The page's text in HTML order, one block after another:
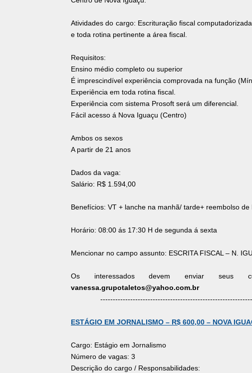
Atividades do cargo: Escrituração fiscal
e toda rotina pertinente a área fiscal.
Requisitos:
Ensino médio completo ou superior
É imprescindível experiência comprovada na função
Experiência em toda rotina fiscal.
Experiência com sistema Prosoft será um diferencial.
Fácil acesso á Nova Iguaçu (Centro)
Ambos os sexos
A partir de 21 anos
Dados da vaga:
Salário: R$ 1.594,00
Benefícios: VT + lanche na manhã/ tarde+ reembolso de
Horário: 08:00 ás 17:30 H de segunda á sexta
Mencionar no campo assunto: ESCRITA FISCAL – N.
Os interessados devem enviar seus
vanessa.grupotaletos@yahoo.com.br
ESTÁGIO EM JORNALISMO – R$ 600,00 – NOVA
Cargo: Estágio em Jornalismo
Número de vagas: 3
Descrição do cargo / Responsabilidades: